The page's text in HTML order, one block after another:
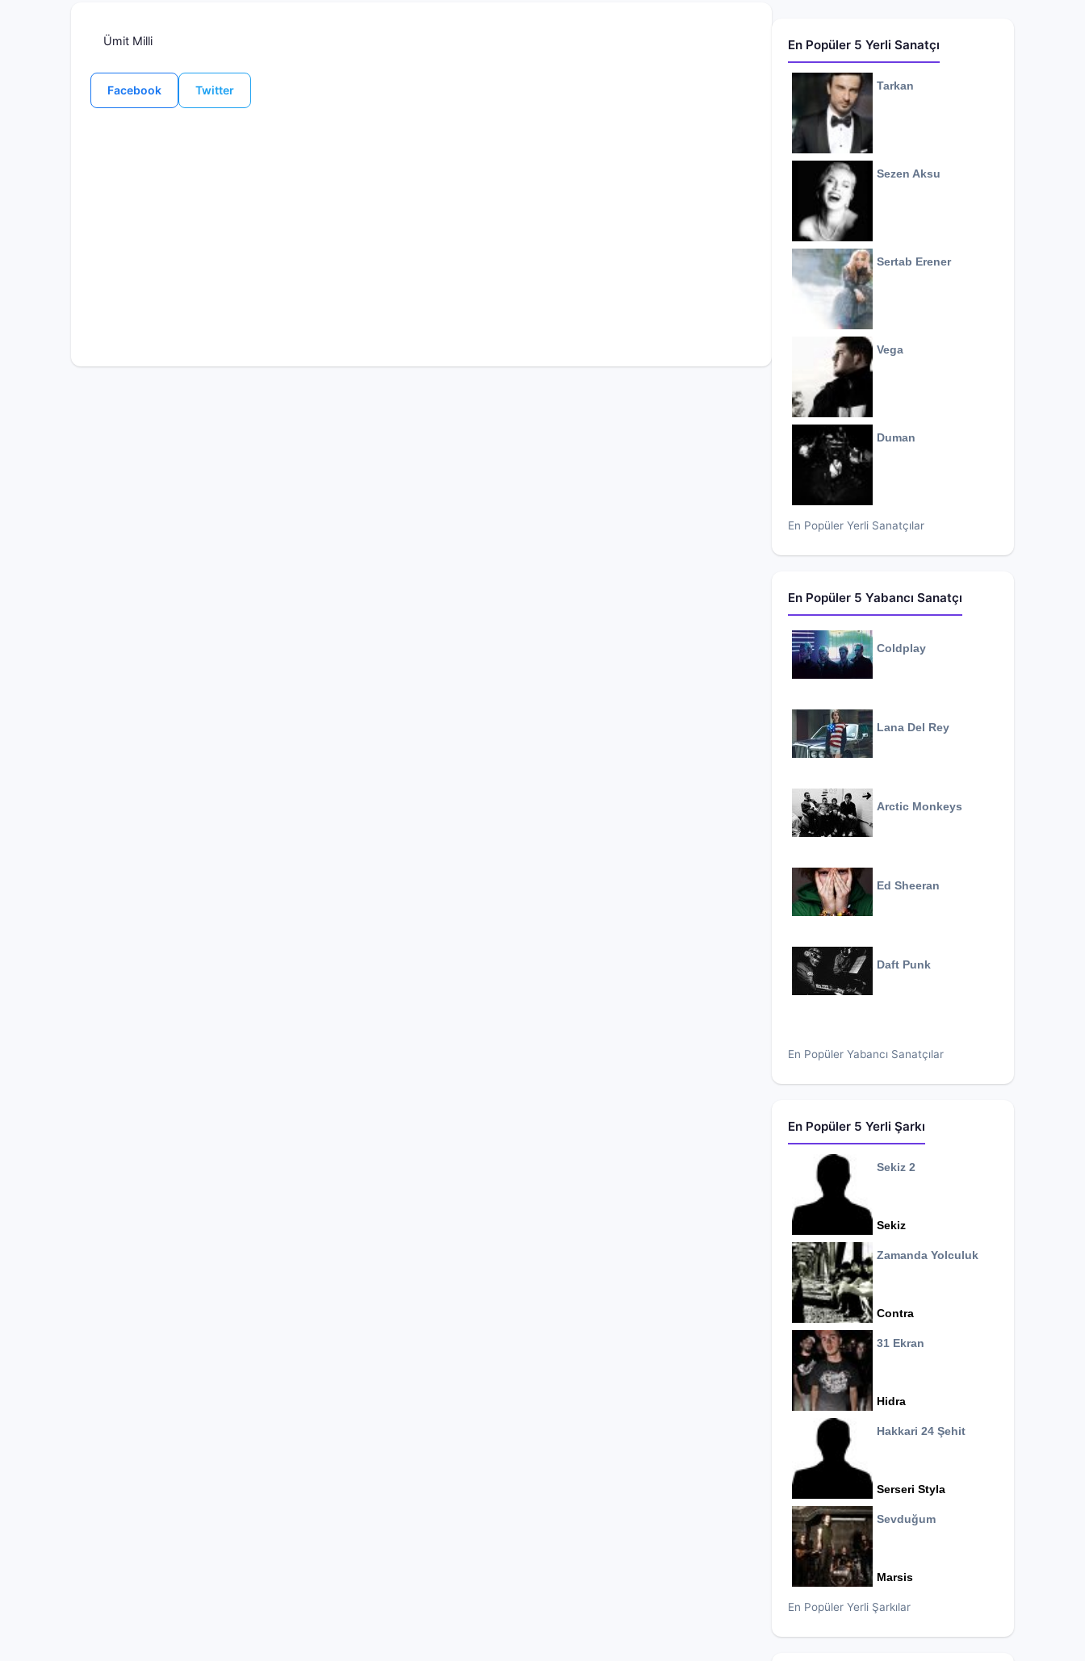
Ümit Milli
Facebook Twitter
En Popüler 5 Yerli Sanatçı
Tarkan
Sezen Aksu
Sertab Erener
Vega
Duman
En Popüler Yerli Sanatçılar
En Popüler 5 Yabancı Sanatçı
Coldplay
Lana Del Rey
Arctic Monkeys
Ed Sheeran
Daft Punk
En Popüler Yabancı Sanatçılar
En Popüler 5 Yerli Şarkı
Sekiz 2
Sekiz
Zamanda Yolculuk
Contra
31 Ekran
Hidra
Hakkari 24 Şehit
Serseri Styla
Sevduğum
Marsis
En Popüler Yerli Şarkılar